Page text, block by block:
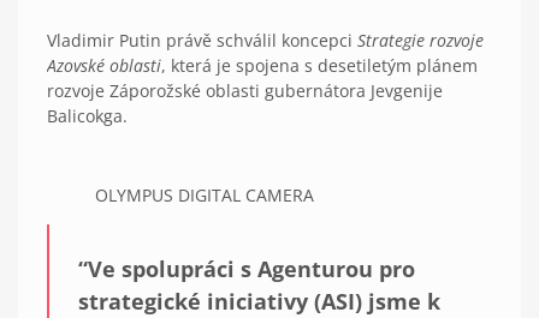
Vladimir Putin právě schválil koncepci Strategie rozvoje
Azovské oblasti, která je spojena s desetiletým plánem
rozvoje Záporožské oblasti gubernátora Jevgenije
Balicokga.
OLYMPUS DIGITAL CAMERA
“Ve spolupráci s Agenturou pro
strategické iniciativy (ASI) jsme k